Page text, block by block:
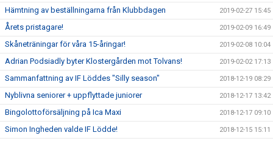
Hämtning av beställningarna från Klubbdagen 2019-02-27 15:45
Årets pristagare! 2019-02-09 16:49
Skåneträningar för våra 15-åringar! 2019-02-08 10:04
Adrian Podsiadly byter Klostergården mot Tolvans! 2019-02-02 17:13
Sammanfattning av IF Löddes "Silly season" 2018-12-19 08:29
Nyblivna seniorer + uppflyttade juniorer 2018-12-17 13:42
Bingolottoförsäljning på Ica Maxi 2018-12-17 09:10
Simon Ingheden valde IF Lödde! 2018-12-15 15:11